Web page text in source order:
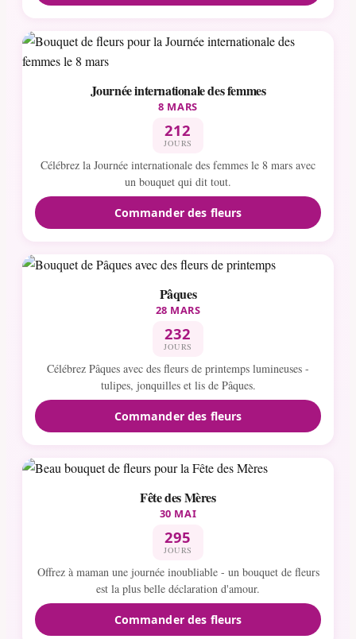
Journée internationale des femmes
8 MARS
212
JOURS
Célébrez la Journée internationale des femmes le 8 mars avec
un bouquet qui dit tout.
Commander des fleurs
Pâques
28 MARS
232
JOURS
Célébrez Pâques avec des fleurs de printemps lumineuses -
tulipes, jonquilles et lis de Pâques.
Commander des fleurs
Fête des Mères
30 MAI
295
JOURS
Offrez à maman une journée inoubliable - un bouquet de fleurs
est la plus belle déclaration d'amour.
Commander des fleurs